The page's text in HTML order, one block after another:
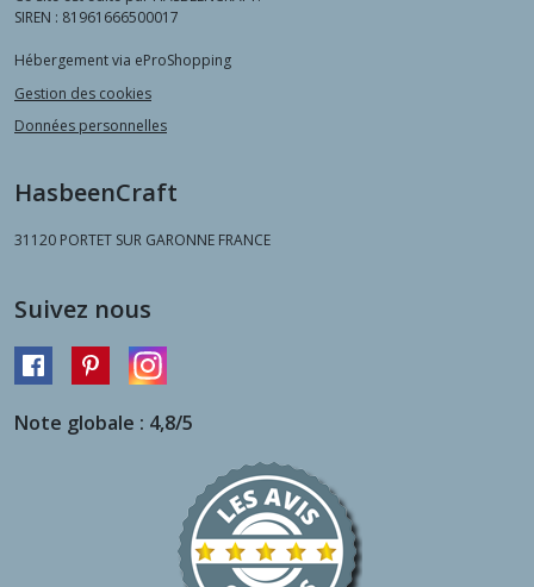
SIREN : 81961666500017
Hébergement via eProShopping
Gestion des cookies
Données personnelles
HasbeenCraft
31120 PORTET SUR GARONNE FRANCE
Suivez nous
Note globale : 4,8/5